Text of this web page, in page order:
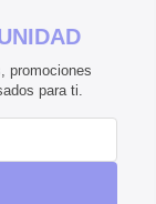
promociones
para ti.